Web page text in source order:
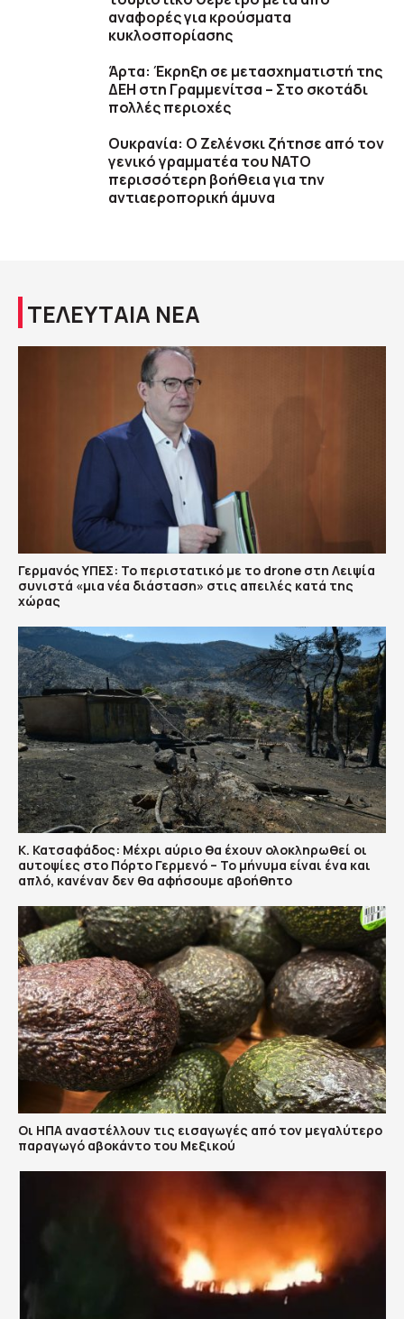
αναφορές για κρούσματα
κυκλοσπορίασης
Άρτα: Έκρηξη σε μετασχηματιστή της
ΔΕΗ στη Γραμμενίτσα – Στο σκοτάδι
πολλές περιοχές
Ουκρανία: Ο Ζελένσκι ζήτησε από τον
γενικό γραμματέα του ΝΑΤΟ
περισσότερη βοήθεια για την
αντιαεροπορική άμυνα
ΤΕΛΕΥΤΑΙΑ ΝΕΑ
Γερμανός ΥΠΕΣ: Το περιστατικό με το drone στη Λειψία
συνιστά «μια νέα διάσταση» στις απειλές κατά της
χώρας
Κ. Κατσαφάδος: Μέχρι αύριο θα έχουν ολοκληρωθεί οι
αυτοψίες στο Πόρτο Γερμενό – Το μήνυμα είναι ένα και
απλό, κανέναν δεν θα αφήσουμε αβοήθητο
Οι ΗΠΑ αναστέλλουν τις εισαγωγές από τον μεγαλύτερο
παραγωγό αβοκάντο του Μεξικού